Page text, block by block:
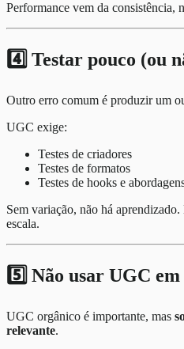
Performance vem da consistência,
4️⃣ Testar pouco (ou
Outro erro comum é produzir um
UGC exige:
Testes de criadores
Testes de formatos
Testes de hooks e
Sem variação, não há
escala.
5️⃣ Não usar UGC
UGC orgânico é importante, mas
relevante.